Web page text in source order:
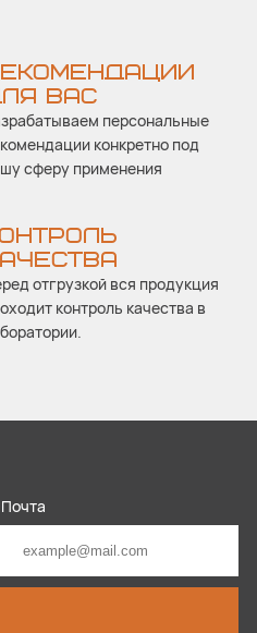
ВАС
персональные
конкретно под
сферу применения
отгрузкой вся продукция
контроль качества в
Почта